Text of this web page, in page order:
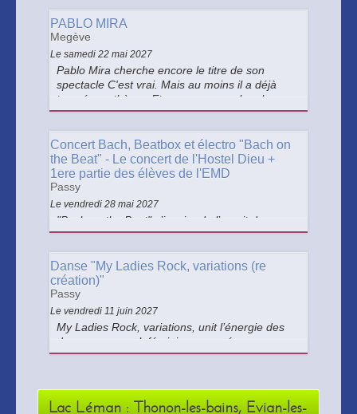
PABLO MIRA
Megève
Le samedi 22 mai 2027
Pablo Mira cherche encore le titre de son
spectacle C'est vrai. Mais au moins il a déjà
trouvé son thème. Et ça va vous parler : les
gens qui rendent ce pays invivable.
Concert Bach, Beatbox et électro "Bach on
the Beat" - Le concert de l'Hostel Dieu +
1ere partie des élèves de l'EMD
Passy
Le vendredi 28 mai 2027
"Bach on the Beat" s’inspire de l’esprit des
œuvres instrumentales pour instrument soliste
approche résolument contemporaine de leur
expression musicale.
Danse "My Ladies Rock, variations (re
création)"
Passy
Le vendredi 11 juin 2027
My Ladies Rock, variations, unit l’énergie des
danseurs au rock féminin, pour créer un
ensemble joyeux et révolté !
Lac Léman : Thonon-les-bains, Evian-les-